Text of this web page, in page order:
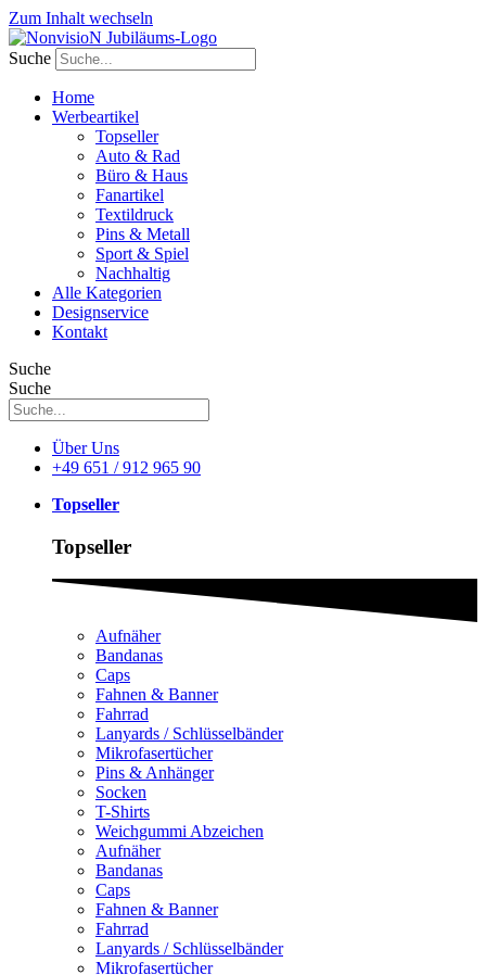
Zum Inhalt wechseln
Suche
Home
Werbeartikel
Topseller
Auto & Rad
Büro & Haus
Fanartikel
Textildruck
Pins & Metall
Sport & Spiel
Nachhaltig
Alle Kategorien
Designservice
Kontakt
Suche
Suche
Über Uns
+49 651 / 912 965 90
Topseller
Topseller
Aufnäher
Bandanas
Caps
Fahnen & Banner
Fahrrad
Lanyards / Schlüsselbänder
Mikrofasertücher
Pins & Anhänger
Socken
T-Shirts
Weichgummi Abzeichen
Aufnäher
Bandanas
Caps
Fahnen & Banner
Fahrrad
Lanyards / Schlüsselbänder
Mikrofasertücher